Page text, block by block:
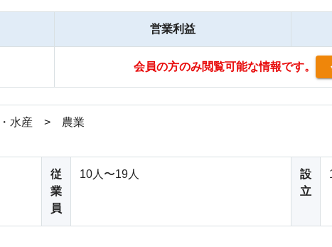
営業利益
会員の方のみ閲覧可能な情報です。
水産 > 農業
従
業
員
10人〜19人
設
立